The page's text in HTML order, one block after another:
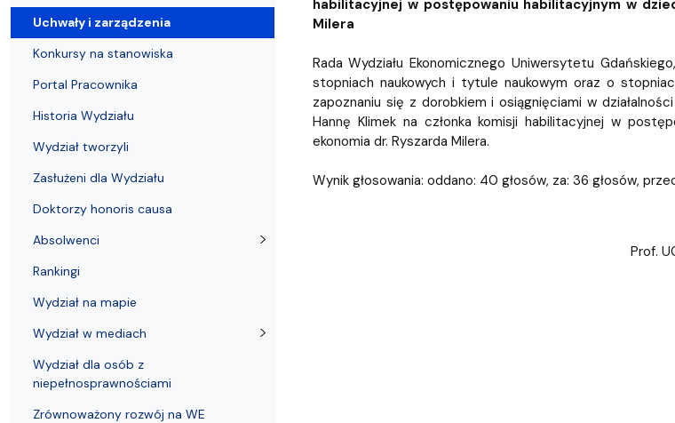
habilitacyjnej w postępowaniu habilitacyjnym w
Milera
Rada Wydziału Ekonomicznego Uniwersytetu
stopniach naukowych i tytule naukowym oraz o
zapoznaniu się z dorobkiem i osiągnięciami w
Hannę Klimek na członka komisji habilitacyjnej w
ekonomia dr. Ryszarda Milera.
Wynik głosowania: oddano: 40 głosów, za: 36 głosów,
Prof.
Uchwały i zarządzenia
Konkursy na stanowiska
Portal Pracownika
Historia Wydziału
Wydział tworzyli
Zasłużeni dla Wydziału
Doktorzy honoris causa
Absolwenci
Rankingi
Wydział na mapie
Wydział w mediach
Wydział dla osób z
niepełnosprawnościami
Zrównoważony rozwój na WE